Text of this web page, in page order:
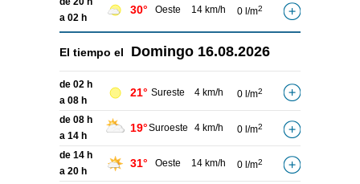
a 02 h
30° Oeste 14 km/h 0 l/m2
El tiempo el Domingo 16.08.2026
de 02 h
a 08 h
21° Sureste 4 km/h 0 l/m2
de 08 h
a 14 h
19°Suroeste 4 km/h 0 l/m2
de 14 h
a 20 h
31° Oeste 14 km/h 0 l/m2